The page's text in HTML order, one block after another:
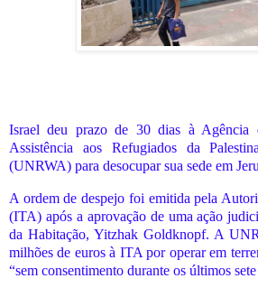
Israel deu prazo de 30 dias à Agência
Assistência aos Refugiados da
(UNRWA) para desocupar sua sede em
A ordem de despejo foi emitida pela
(ITA) após a aprovação de uma ação
da Habitação, Yitzhak Goldknopf. A
milhões de euros à ITA por operar em
“sem consentimento durante os últimos sete